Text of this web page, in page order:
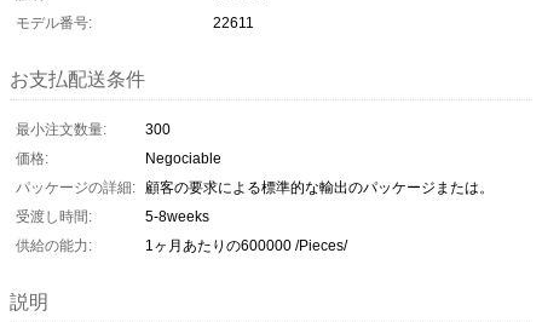
モデル番号:
22611
お支払配送条件
最小注文数量:
300
価格:
Negociable
パッケージの詳細: 顧客の要求による標準的な輸出のパッケージまたは。
受渡し時間:
5-8weeks
供給の能力:
1ヶ月あたりの600000 /Pieces/
説明